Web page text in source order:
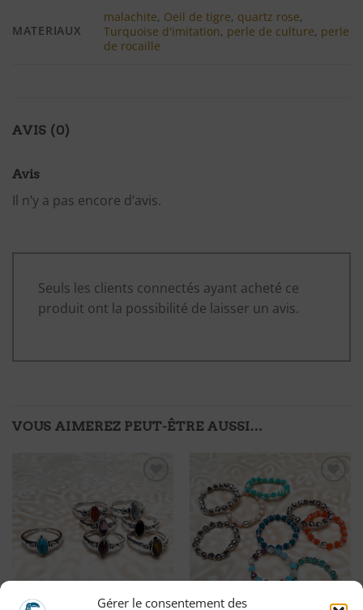
Gérer le consentement des
MATERIAUX
malachite, Oeil de tigre, quartz rose,
Turquoise d'imitation, perle de culture, perle
de rocaille
AVIS (0)
Avis
Il n’y a pas encore d’avis.
Seuls les clients connectés ayant acheté ce
produit ont la possibilité de laisser un avis.
VOUS AIMEREZ PEUT-ÊTRE AUSSI…
à ma
liste
d'envies
à ma
liste
d'envies